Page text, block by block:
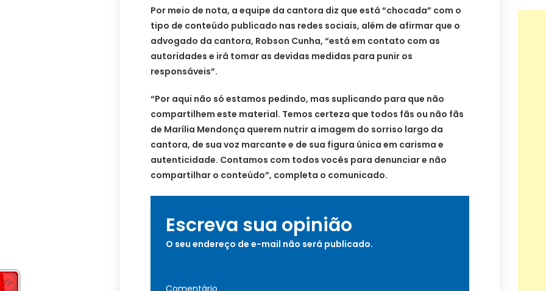
Por meio de nota, a equipe da cantora diz que está “chocada” com o
tipo de conteúdo publicado nas redes sociais, além de afirmar que o
advogado da cantora, Robson Cunha, “está em contato com as
autoridades e irá tomar as devidas medidas para punir os
responsáveis”.
“Por aqui não só estamos pedindo, mas suplicando para que não
compartilhem este material. Temos certeza que todos fãs ou não fãs
de Marília Mendonça querem nutrir a imagem do sorriso largo da
cantora, de sua voz marcante e de sua figura única em carisma e
autenticidade. Contamos com todos vocês para denunciar e não
compartilhar o conteúdo”, completa o comunicado.
Escreva sua opinião
O seu endereço de e-mail não será publicado.
Comentário